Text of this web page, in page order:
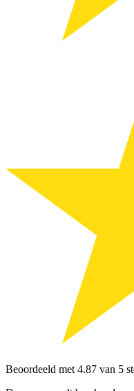
Beoordeeld met 4.87 van 5